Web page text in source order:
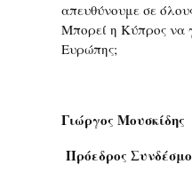
απευθύνουμε σε
Μπορεί η Κύπρος να
Ευρώπης;
Γιώργος Μουσκίδης
Πρόεδρος